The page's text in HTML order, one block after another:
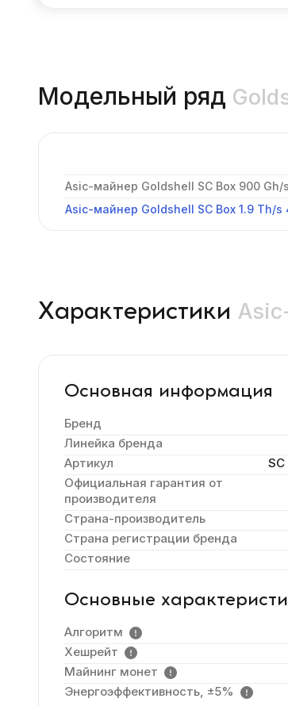
Модельный ряд
Asic-майнер Goldshell SC Box 900 Gh/
Asic-майнер Goldshell SC Box 1.9 Th/s
Характеристики
Основная информация
Бренд
Линейка бренда
Артикул
Официальная гарантия от
производителя
Страна-производитель
Страна регистрации бренда
Состояние
Основные
Алгоритм
Хешрейт
Майнинг монет
Энергоэффективность, ±5%